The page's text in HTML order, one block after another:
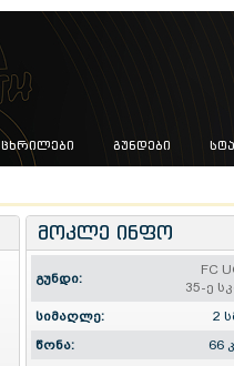
ᲪᲮᲠᲘᲚᲔᲑᲘ ᲒᲣᲜᲓᲔᲑᲘ
მოკლე ინფო
გუნდი:
FC
35-ე
სიმაღლე:
2
წონა:
66